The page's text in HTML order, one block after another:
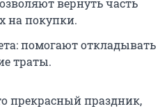
вернуть часть
на покупки.
помогают откладывать
траты.
прекрасный праздник,